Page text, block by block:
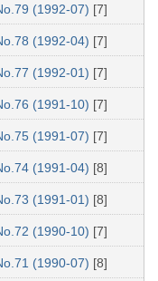
(1992-07) [7]
(1992-04) [7]
(1992-01) [7]
(1991-10) [7]
(1991-07) [7]
(1991-04) [8]
(1991-01) [8]
(1990-10) [7]
(1990-07) [8]